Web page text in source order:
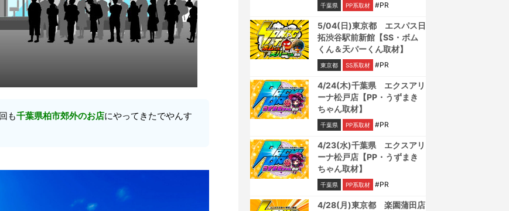
も千葉県柏市郊外のお店にやってきたでやんす
千葉県 PP系取材 #PR
5/04(日)東京都 エスパス日
拓渋谷駅前新館【SS・ボム
くん＆天パーくん取材】
東京都 SS系取材 #PR
4/24(木)千葉県 エクスアリ
ーナ松戸店【PP・うずまき
ちゃん取材】
千葉県 PP系取材 #PR
4/23(水)千葉県 エクスアリ
ーナ松戸店【PP・うずまき
ちゃん取材】
千葉県 PP系取材 #PR
4/28(月)東京都 楽園蒲田店